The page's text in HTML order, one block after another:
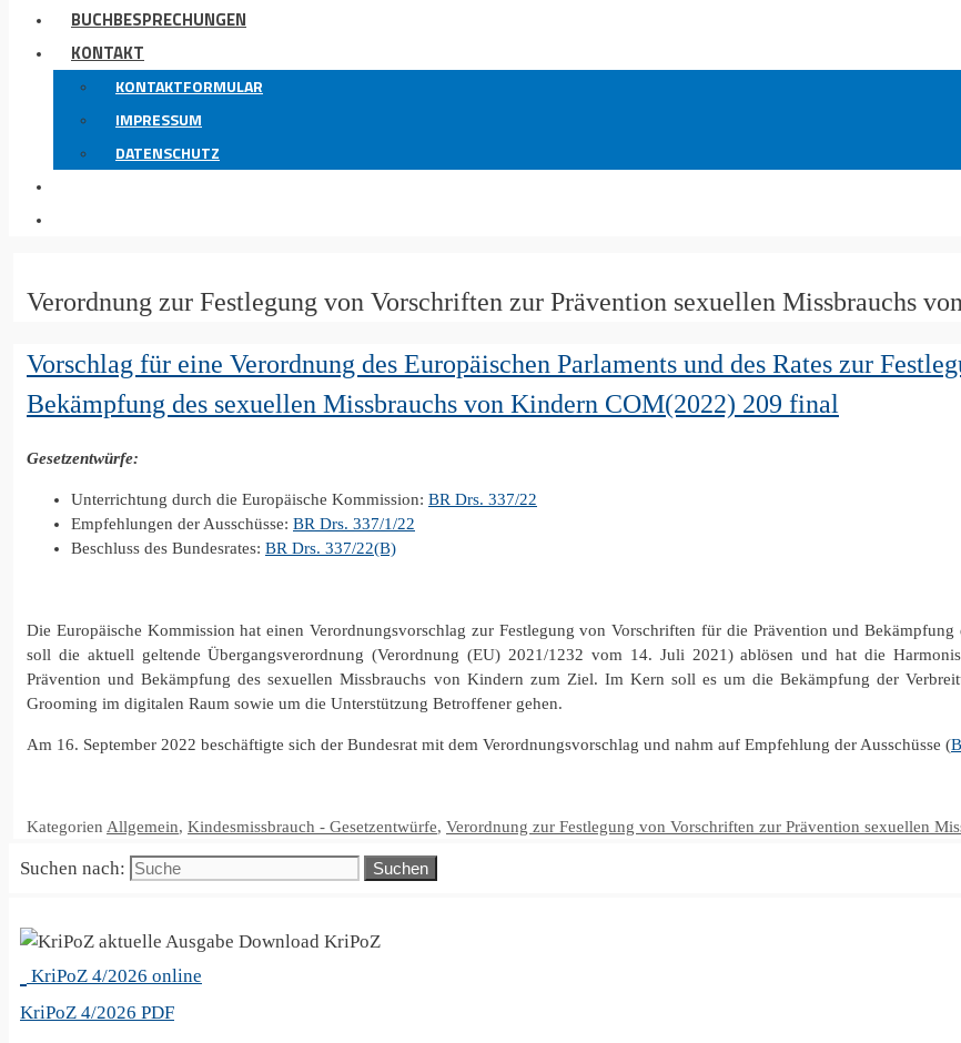
BUCHBESPRECHUNGEN
KONTAKT
KONTAKTFORMULAR
IMPRESSUM
DATENSCHUTZ
Verordnung zur Festlegung von Vorschriften zur Prävention sexuellen Missbrauchs
Vorschlag für eine Verordnung des Europäischen Parlaments und des Rates zur
Bekämpfung des sexuellen Missbrauchs von Kindern COM(2022) 209 final
Gesetzentwürfe:
Unterrichtung durch die Europäische Kommission: BR Drs. 337/22
Empfehlungen der Ausschüsse: BR Drs. 337/1/22
Beschluss des Bundesrates: BR Drs. 337/22(B)
Die Europäische Kommission hat einen Verordnungsvorschlag zur Festlegung von Vorschriften für die Prävention und
soll die aktuell geltende Übergangsverordnung (Verordnung (EU) 2021/1232 vom 14. Juli 2021) ablösen und hat die
Prävention und Bekämpfung des sexuellen Missbrauchs von Kindern zum Ziel. Im Kern soll es um die Bekämpfung der
Grooming im digitalen Raum sowie um die Unterstützung Betroffener gehen.
Am 16. September 2022 beschäftigte sich der Bundesrat mit dem Verordnungsvorschlag und nahm auf Empfehlung der Ausschüsse (
Kategorien Allgemein, Kindesmissbrauch - Gesetzentwürfe, Verordnung zur Festlegung von Vorschriften zur Prävention sexuellen
Suchen nach:
KriPoZ
KriPoZ 4/2026 online
KriPoZ 4/2026 PDF